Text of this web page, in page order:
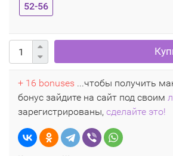
52-56
+ 16 bonuses ...чтобы получить
бонус зайдите на сайт под своим
зарегистрированы, сделайте это!